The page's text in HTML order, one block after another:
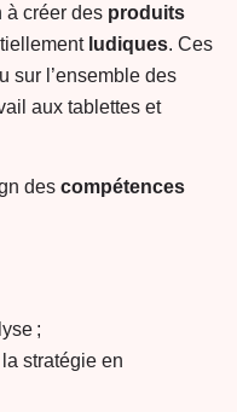
à créer des produits
ludiques. Ces
sur l’ensemble des
aux tablettes et
des compétences
;
stratégie en